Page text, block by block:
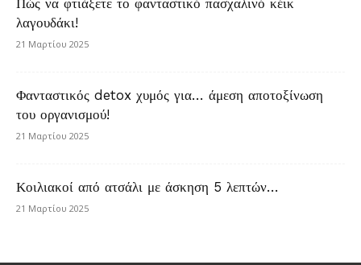
λαγουδάκι!
21 Μαρτίου 2025
Φανταστικός detox χυμός για… άμεση αποτοξίνωση
του οργανισμού!
21 Μαρτίου 2025
Κοιλιακοί από ατσάλι με άσκηση 5 λεπτών…
21 Μαρτίου 2025